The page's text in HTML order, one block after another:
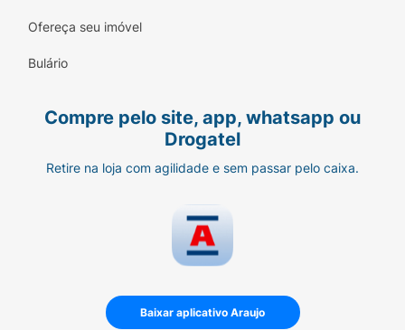
Ofereça seu imóvel
Bulário
Compre pelo site, app, whatsapp ou
Drogatel
Retire na loja com agilidade e sem passar pelo caixa.
Baixar aplicativo Araujo